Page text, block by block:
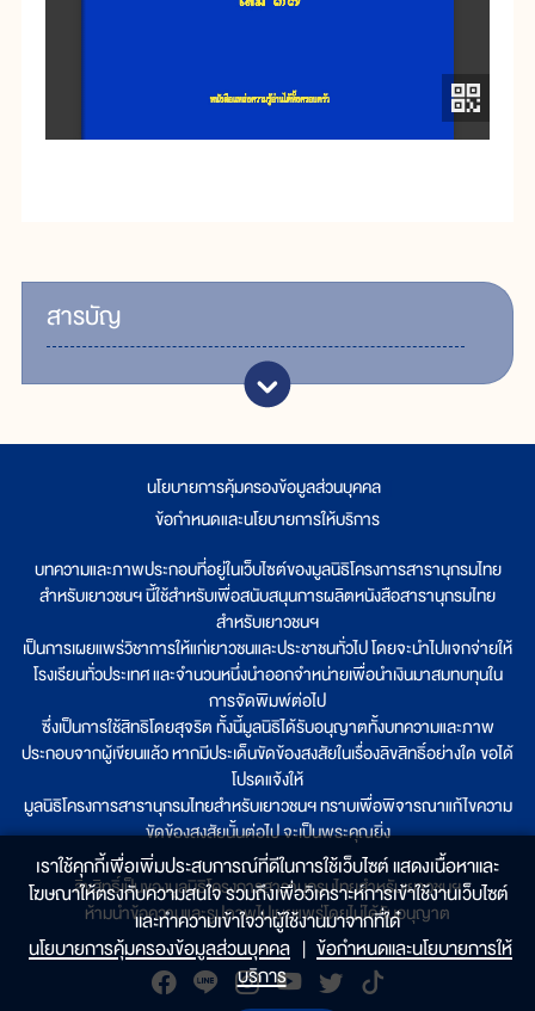
สารบัญ
นโยบายการคุ้มครองข้อมูลส่วนบุคคล
ข้อกำหนดและนโยบายการให้บริการ
บทความและภาพประกอบที่อยู่ในเว็บไซต์ของมูลนิธิโครงการสารานุกรมไทย
สำหรับเยาวชนฯ นี้ใช้สำหรับเพื่อสนับสนุนการผลิตหนังสือสารานุกรมไทย
สำหรับเยาวชนฯ
เป็นการเผยแพร่วิชาการให้แก่เยาวชนและประชาชนทั่วไป โดยจะนำไปแจกจ่ายให้
โรงเรียนทั่วประเทศ และจำนวนหนึ่งนำออกจำหน่ายเพื่อนำเงินมาสมทบทุนใน
การจัดพิมพ์ต่อไป
ซึ่งเป็นการใช้สิทธิโดยสุจริต ทั้งนี้มูลนิธิได้รับอนุญาตทั้งบทความและภาพ
ประกอบจากผู้เขียนแล้ว หากมีประเด็นขัดข้องสงสัยในเรื่องลิขสิทธิ์อย่างใด ขอได้
โปรดแจ้งให้
มูลนิธิโครงการสารานุกรมไทยสำหรับเยาวชนฯ ทราบเพื่อพิจารณาแก้ไขความ
ขัดข้องสงสัยนั้นต่อไป จะเป็นพระคุณยิ่ง
ลิขสิทธิ์เป็นของมูลนิธิโครงการสารานุกรมไทยสำหรับเยาวชนฯ
ห้ามนำข้อความและรูปภาพไปเผยแพร่โดยไม่ได้รับอนุญาต
เราใช้คุกกี้เพื่อเพิ่มประสบการณ์ที่ดีในการใช้เว็บไซต์ แสดงเนื้อหาและ
โฆษณาให้ตรงกับความสนใจ รวมถึงเพื่อวิเคราะห์การเข้าใช้งานเว็บไซต์
และทำความเข้าใจว่าผู้ใช้งานมาจากที่ใด๋
นโยบายการคุ้มครองข้อมูลส่วนบุคคล | ข้อกำหนดและนโยบายการให้
บริการ